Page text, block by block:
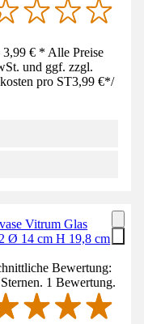
€ * Alle Preise
und ggf. zzgl.
pro ST3,99 €*/
Vitrum Glas
Ø 14 cm H 19,8 cm
Bewertung:
1 Bewertung.